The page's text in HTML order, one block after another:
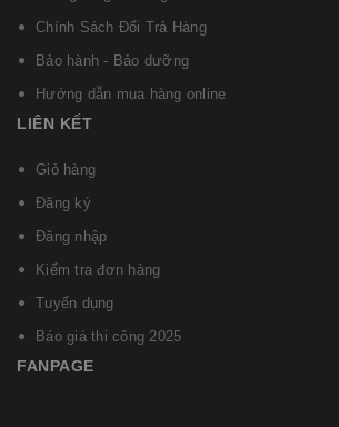
Chính Sách Đổi Trả Hàng
Bảo hành - Bảo dưỡng
Hướng dẫn mua hàng online
LIÊN KẾT
Giỏ hàng
Đăng ký
Đăng nhập
Kiểm tra đơn hàng
Tuyển dụng
Báo giá thi công 2025
FANPAGE